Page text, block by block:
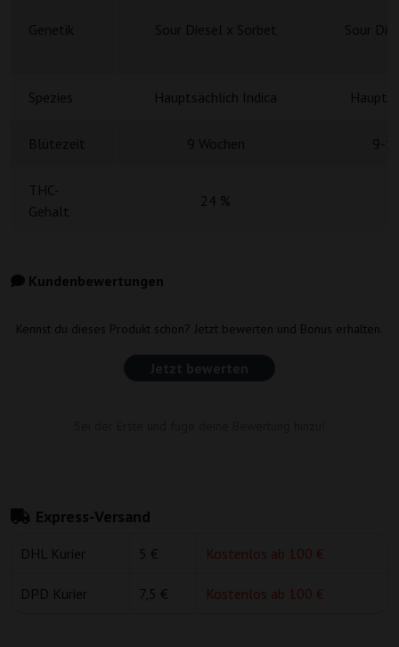
Spezies Hauptsächlich Indica
THC-
Gehalt
24 %
Kundenbewertungen
Kennst du dieses Produkt schon? Jetzt bewerten und Bonus erhalten.
Jetzt bewerten
Express-Versand
DHL Kurier 5 € Kostenlos ab 100 €
DPD Kurier 7,5 € Kostenlos ab 100 €